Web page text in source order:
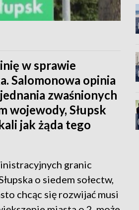
w sprawie
Salomonowa opinia
zwaśnionych
wojewody, Słupsk
jak żąda tego
granic
o siedem sołectw,
chcąc się rozwijać musi